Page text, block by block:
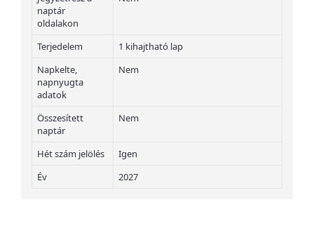
naptár
oldalakon
Terjedelem
1 kihajtható lap
Napkelte,
napnyugta
adatok
Nem
Összesített
naptár
Nem
Hét szám jelölés
Igen
Év
2027